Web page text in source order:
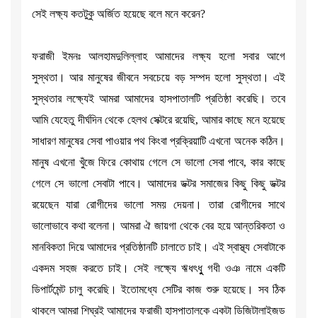
সেই লক্ষ্য কতটুকু অর্জিত হয়েছে বলে মনে করেন?
ফরাজী ইমনঃ আলহামদুলিল্লাহ আমাদের লক্ষ্য হলো সবার আগে
সুস্থতা। আর মানুষের জীবনে সবচেয়ে বড় সম্পদ হলো সুস্থতা। এই
সুস্থতার লক্ষ্যেই আমরা আমাদের হাসপাতালটি প্রতিষ্ঠা করেছি। তবে
আমি যেহেতু দীর্ঘদিন থেকে হেলথ সেক্টরে রয়েছি, আমার কাছে মনে হয়েছে
সাধারণ মানুষের সেবা পাওয়ার পথ কিংবা প্রক্রিয়াটি এখনো অনেক কঠিন।
মানুষ এখনো খুঁজে ফিরে কোথায় গেলে সে ভালো সেবা পাবে, কার কাছে
গেলে সে ভালো সেবাটা পাবে। আমাদের ডক্টর সমাজের কিছু কিছু ডক্টর
রয়েছেন যারা রোগীদের ভালো সময় দেয়না। তারা রোগীদের সাথে
ভালোভাবে কথা বলেনা। আমরা ঐ জায়গা থেকে বের হয়ে আন্তরিকতা ও
মানবিকতা দিয়ে আমাদের প্রতিষ্ঠানটি চালাতে চাই। এই স্বাস্থ্য সেবাটাকে
একদম সহজ করতে চাই। সেই লক্ষ্যে ঋধৎধুু গধী ওঞ নামে একটি
ডিপার্টমেন্ট চালু করেছি। ইতোমধ্যে সেটির কাজ শুরু হয়েছে। সব ঠিক
থাকলে আমরা শিঘ্রই আমাদের ফরাজী হাসপাতালকে একটা ডিজিটালাইজড